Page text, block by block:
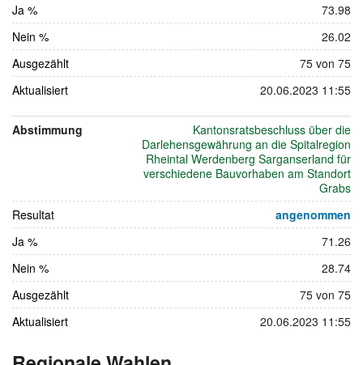
Ja %
73.98
Nein %
26.02
Ausgezählt
75 von 75
Aktualisiert
20.06.2023 11:55
Abstimmung
Kantonsratsbeschluss über die
Darlehensgewährung an die Spitalregion
Rheintal Werdenberg Sarganserland für
verschiedene Bauvorhaben am Standort
Grabs
Resultat
angenommen
Ja %
71.26
Nein %
28.74
Ausgezählt
75 von 75
Aktualisiert
20.06.2023 11:55